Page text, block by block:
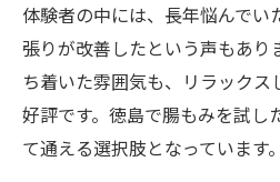
体験者の中には、長年悩んでい
張りが改善したという声もあり
ち着いた雰囲気も、リラック
好評です。徳島で腸もみを試し
て通える選択肢となっています。